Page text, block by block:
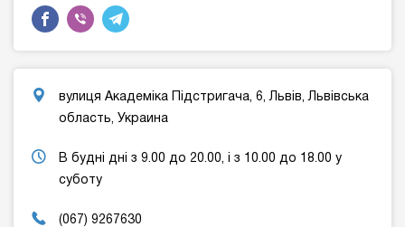
вулиця Академіка Підстригача, 6, Львів, Львівська
область, Украина
В будні дні з 9.00 до 20.00, і з 10.00 до 18.00 у
суботу
(067) 9267630